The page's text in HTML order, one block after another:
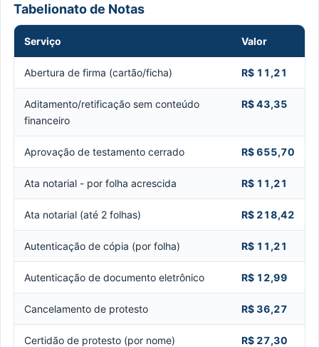
Tabelionato de Notas
Serviço Valor
Abertura de firma (cartão/ficha) R$ 11,21
Aditamento/retificação sem conteúdo
financeiro
R$ 43,35
Aprovação de testamento cerrado R$ 655,70
Ata notarial - por folha acrescida R$ 11,21
Ata notarial (até 2 folhas) R$ 218,42
Autenticação de cópia (por folha) R$ 11,21
Autenticação de documento eletrônico R$ 12,99
Cancelamento de protesto R$ 36,27
Certidão de protesto (por nome) R$ 27,30